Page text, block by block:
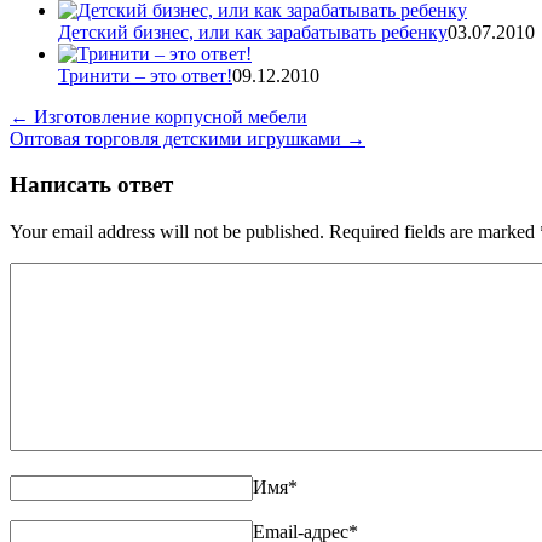
Детский бизнес, или как зарабатывать ребенку03.07.2010
Тринити – это ответ!09.12.2010
← Изготовление корпусной мебели
Оптовая торговля детскими игрушками →
Написать ответ
Your email address will not be published. Required fields are marked
Имя*
Email-адрес*